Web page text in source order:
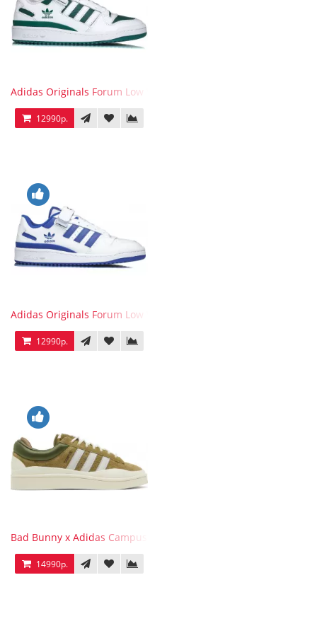
Adidas Originals Forum Low WB White Green
12990р.
Adidas Originals Forum Low WB White Blue
12990р.
Bad Bunny x Adidas Campus Wild Moss
14990р.